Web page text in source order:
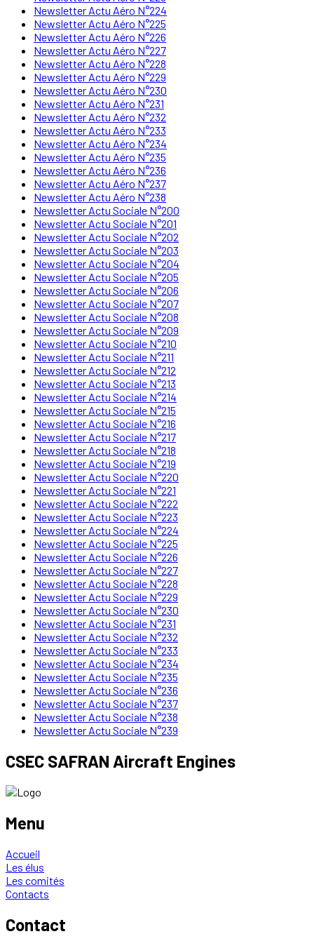
Newsletter Actu Aéro N°224
Newsletter Actu Aéro N°225
Newsletter Actu Aéro N°226
Newsletter Actu Aéro N°227
Newsletter Actu Aéro N°228
Newsletter Actu Aéro N°229
Newsletter Actu Aéro N°230
Newsletter Actu Aéro N°231
Newsletter Actu Aéro N°232
Newsletter Actu Aéro N°233
Newsletter Actu Aéro N°234
Newsletter Actu Aéro N°235
Newsletter Actu Aéro N°236
Newsletter Actu Aéro N°237
Newsletter Actu Aéro N°238
Newsletter Actu Sociale N°200
Newsletter Actu Sociale N°201
Newsletter Actu Sociale N°202
Newsletter Actu Sociale N°203
Newsletter Actu Sociale N°204
Newsletter Actu Sociale N°205
Newsletter Actu Sociale N°206
Newsletter Actu Sociale N°207
Newsletter Actu Sociale N°208
Newsletter Actu Sociale N°209
Newsletter Actu Sociale N°210
Newsletter Actu Sociale N°211
Newsletter Actu Sociale N°212
Newsletter Actu Sociale N°213
Newsletter Actu Sociale N°214
Newsletter Actu Sociale N°215
Newsletter Actu Sociale N°216
Newsletter Actu Sociale N°217
Newsletter Actu Sociale N°218
Newsletter Actu Sociale N°219
Newsletter Actu Sociale N°220
Newsletter Actu Sociale N°221
Newsletter Actu Sociale N°222
Newsletter Actu Sociale N°223
Newsletter Actu Sociale N°224
Newsletter Actu Sociale N°225
Newsletter Actu Sociale N°226
Newsletter Actu Sociale N°227
Newsletter Actu Sociale N°228
Newsletter Actu Sociale N°229
Newsletter Actu Sociale N°230
Newsletter Actu Sociale N°231
Newsletter Actu Sociale N°232
Newsletter Actu Sociale N°233
Newsletter Actu Sociale N°234
Newsletter Actu Sociale N°235
Newsletter Actu Sociale N°236
Newsletter Actu Sociale N°237
Newsletter Actu Sociale N°238
Newsletter Actu Sociale N°239
CSEC SAFRAN Aircraft Engines
Menu
Accueil
Les élus
Les comités
Contacts
Contact